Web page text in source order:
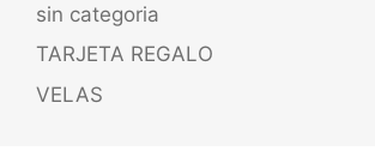
sin categoria
TARJETA REGALO
VELAS